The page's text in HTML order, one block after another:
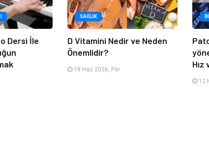
Dersi İle
SAĞLIK
D Vitamini Nedir ve Neden
Önemlidir?
18 Haz 2026, Per
12